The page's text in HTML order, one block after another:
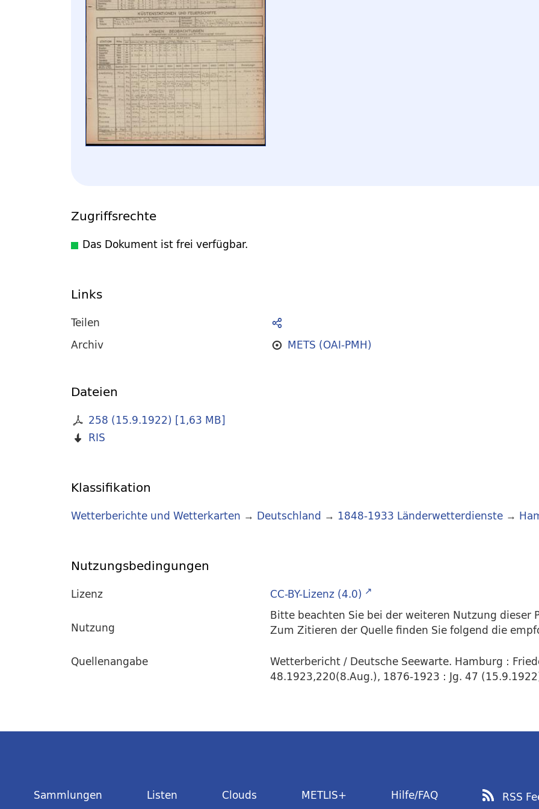
Zugriffsrechte
Das Dokument ist frei verfügbar.
Links
Teilen
Archiv
METS (OAI-PMH)
Dateien
258 (15.9.1922) [1,63 MB]
RIS
Klassifikation
Wetterberichte und Wetterkarten → Deutschland → 1848-1933 Länderwetterdienste →
Nutzungsbedingungen
Lizenz
CC-BY-Lizenz (4.0)
Nutzung
Bitte beachten Sie bei der weiteren Nutzung dieser
Zum Zitieren der Quelle finden Sie folgend die
Quellenangabe
Wetterbericht / Deutsche Seewarte. Hamburg :
48.1923,220(8.Aug.), 1876-1923 : Jg. 47
Sammlungen Listen Clouds METLIS+ Hilfe/FAQ RSS